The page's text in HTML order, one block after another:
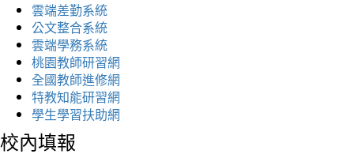
雲端差勤系統
公文整合系統
雲端學務系統
桃園教師研習網
全國教師進修網
特教知能研習網
學生學習扶助網
校內填報